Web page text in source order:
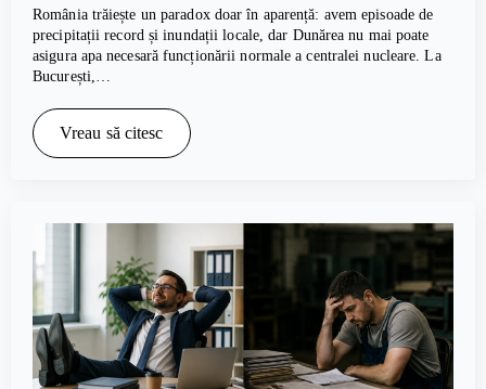
România trăiește un paradox doar în aparență: avem episoade de
precipitații record și inundații locale, dar Dunărea nu mai poate
asigura apa necesară funcționării normale a centralei nucleare. La
București,…
Vreau să citesc